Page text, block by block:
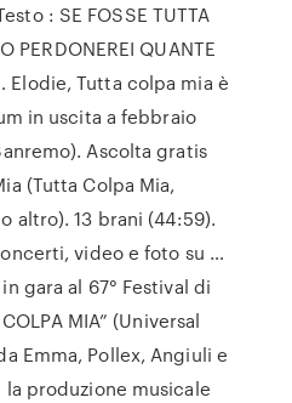
: SE FOSSE TUTTA
PERDONEREI QUANTE
Elodie, Tutta colpa mia è
in uscita a febbraio
Ascolta gratis
(Tutta Colpa Mia,
altro). 13 brani (44:59).
video e foto su …
gara al 67° Festival di
MIA” (Universal
Emma, Pollex, Angiuli e
produzione musicale